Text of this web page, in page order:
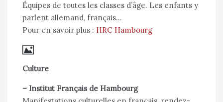
Équipes de toutes les classes d’âge. Les enfants y
parlent allemand, français…
Pour en savoir plus : HRC Hambourg
Culture
– Institut Français de Hambourg